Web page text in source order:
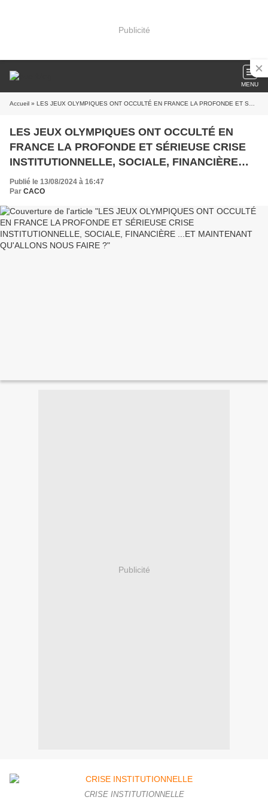
Publicité
MENU
Accueil » LES JEUX OLYMPIQUES ONT OCCULTÉ EN FRANCE LA PROFONDE ET SÉRIEUSE CRISE INSTITUTIONNELLE, SOCIALE, FINANCIÈRE ...ET MAINTENANT QU'ALLONS NOUS FAIRE ?
LES JEUX OLYMPIQUES ONT OCCULTÉ EN
FRANCE LA PROFONDE ET SÉRIEUSE CRISE
INSTITUTIONNELLE, SOCIALE, FINANCIÈRE
...ET MAINTENANT QU'ALLONS NOUS FAIRE ?
Publié le 13/08/2024 à 16:47
Par CACO
Publicité
CRISE INSTITUTIONNELLE